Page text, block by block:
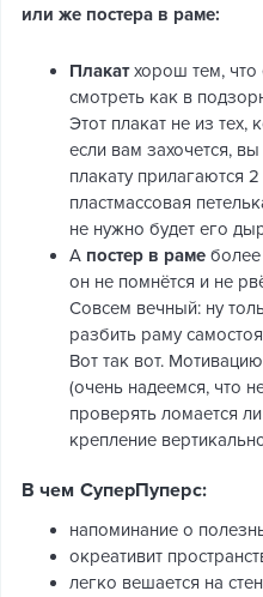
или же постера в раме:
Плакатхорош тем, что
смотреть как в
Этот плакат не из
если вам захочется,
плакату прилагаются
пластмассовая
не нужно будет его
А постер в раме
он не помнётся и не
Совсем вечный: ну
разбить раму
Вот так вот.
(очень надеемся, что
проверять ломается
крепление
В чем СуперПуперс:
напоминание о
окреативит
легко вешается на